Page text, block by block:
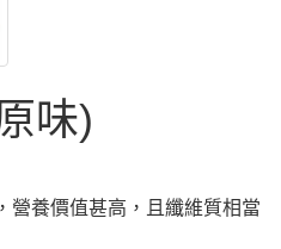
味)
營養價值甚高，且纖維質相當